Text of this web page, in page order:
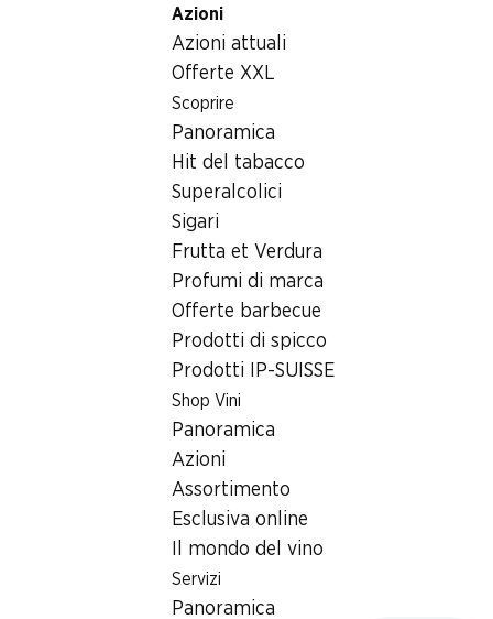
Azioni
Azioni attuali
Offerte XXL
Scoprire
Panoramica
Hit del tabacco
Superalcolici
Sigari
Frutta et Verdura
Profumi di marca
Offerte barbecue
Prodotti di spicco
Prodotti IP-SUISSE
Shop Vini
Panoramica
Azioni
Assortimento
Esclusiva online
Il mondo del vino
Servizi
Panoramica
Articoli non alimentari
Bagno trattante Cream & Care ISANA
Bagno trattante Cream & Care